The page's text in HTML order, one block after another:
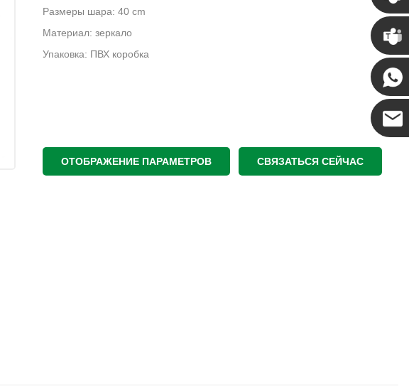
Размеры шара: 40 cm
Материал: зеркало
Упаковка: ПВХ коробка
ОТОБРАЖЕНИЕ ПАРАМЕТРОВ СВЯЗАТЬСЯ СЕЙЧАС
Крис
Кенни
Коко